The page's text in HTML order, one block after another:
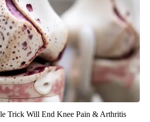
Trick Will End Knee Pain & Arthritis